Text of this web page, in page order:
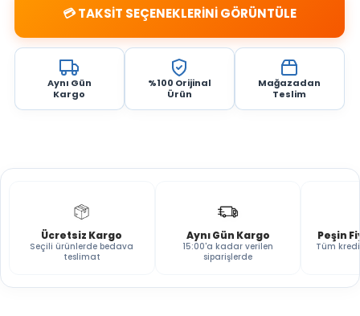
💳 TAKSİT SEÇENEKLERİNİ GÖRÜNTÜLE
Aynı Gün
Kargo
%100 Orijinal
Ürün
Mağazadan
Teslim
Ücretsiz Kargo
Seçili ürünlerde bedava
teslimat
Aynı Gün Kargo
15:00'a kadar verilen
siparişlerde
Peşin
Tüm